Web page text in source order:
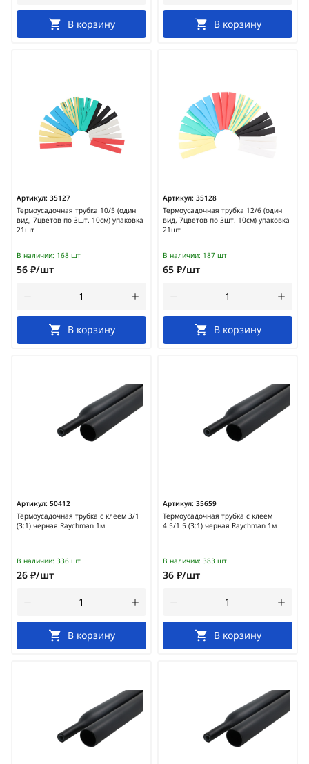
В корзину В корзину
Артикул: 35127
Термоусадочная трубка 10/5 (один
вид, 7цветов по 3шт. 10см) упаковка
21шт
В наличии: 168 шт
56 ₽/шт
В корзину
Артикул: 35128
Термоусадочная трубка 12/6 (один
вид, 7цветов по 3шт. 10см) упаковка
21шт
В наличии: 187 шт
65 ₽/шт
В корзину
Артикул: 50412
Термоусадочная трубка с клеем 3/1
(3:1) черная Raychman 1м
В наличии: 336 шт
26 ₽/шт
В корзину
Артикул: 35659
Термоусадочная трубка с клеем
4.5/1.5 (3:1) черная Raychman 1м
В наличии: 383 шт
36 ₽/шт
В корзину